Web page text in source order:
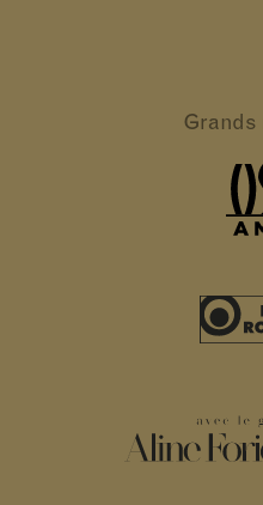
Grands